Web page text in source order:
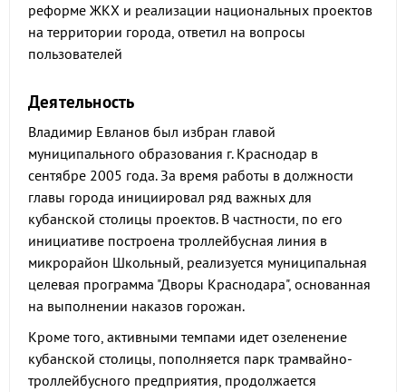
реформе ЖКХ и реализации национальных проектов
на территории города, ответил на вопросы
пользователей
Деятельность
Владимир Евланов был избран главой
муниципального образования г. Краснодар в
сентябре 2005 года. За время работы в должности
главы города инициировал ряд важных для
кубанской столицы проектов. В частности, по его
инициативе построена троллейбусная линия в
микрорайон Школьный, реализуется муниципальная
целевая программа "Дворы Краснодара", основанная
на выполнении наказов горожан.
Кроме того, активными темпами идет озеленение
кубанской столицы, пополняется парк трамвайно-
троллейбусного предприятия, продолжается